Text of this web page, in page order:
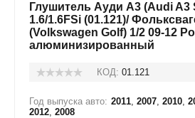
Глушитель Ауди А3 (Audi A3
1.6/1.6FSi (01.121)/
(Volkswagen Golf) 1/2 09-12
алюминизированный
КОД: 01.121
Год выпуска авто: 2011, 2007, 2010,
2012, 2008